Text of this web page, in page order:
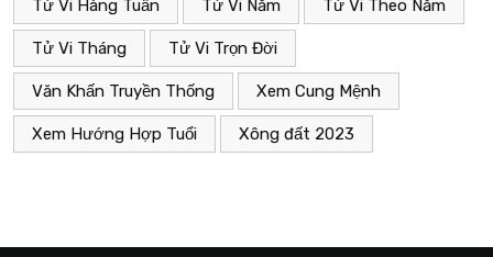
Tử Vi Hàng Tuần Tử Vi Năm Tử Vi Theo Năm
Tử Vi Tháng Tử Vi Trọn Đời
Văn Khấn Truyền Thống Xem Cung Mệnh
Xem Hướng Hợp Tuổi Xông đất 2023